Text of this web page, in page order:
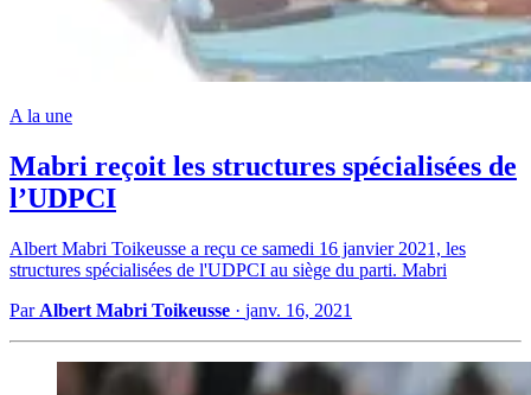
A la une
Mabri reçoit les structures spécialisées de
l’UDPCI
Albert Mabri Toikeusse a reçu ce samedi 16 janvier 2021, les
structures spécialisées de l'UDPCI au siège du parti. Mabri
Par Albert Mabri Toikeusse · janv. 16, 2021